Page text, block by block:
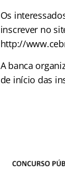
Os
inscrever no
http://
A banca
de início das